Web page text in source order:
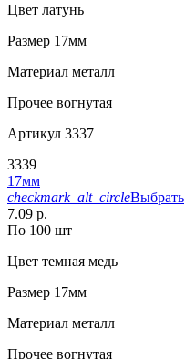
Цвет латунь
Размер 17мм
Материал металл
Прочее вогнутая
Артикул 3337
3339
17мм
checkmark_alt_circleВыбрать
7.09 р.
По 100 шт
Цвет темная медь
Размер 17мм
Материал металл
Прочее вогнутая